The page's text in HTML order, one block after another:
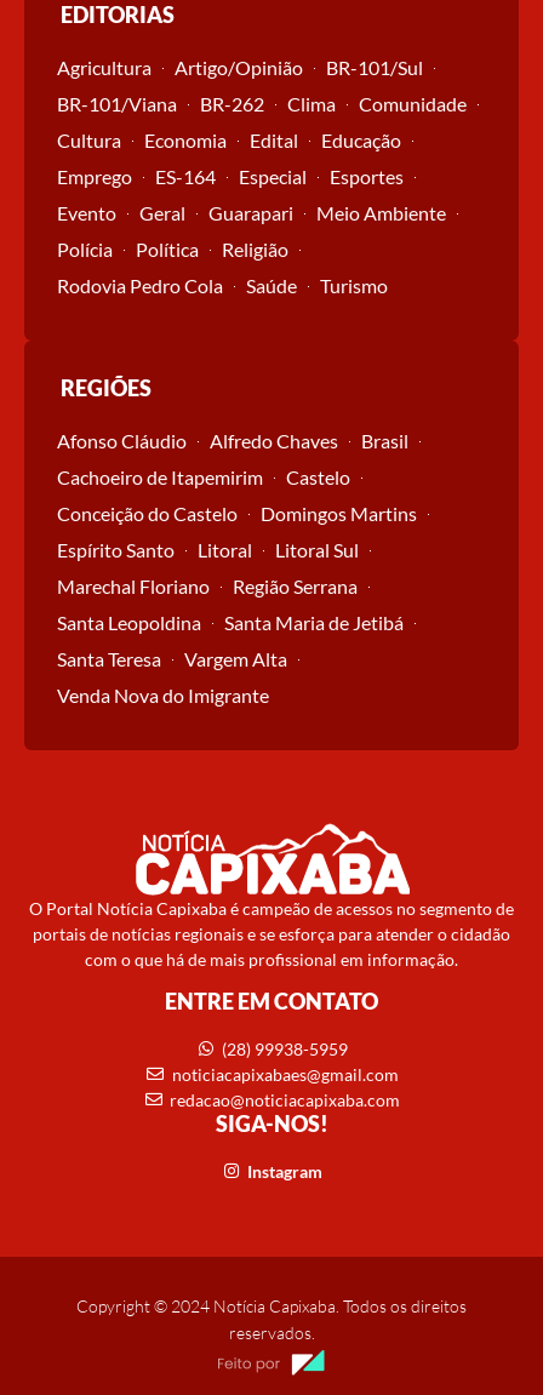
EDITORIAS
Agricultura Artigo/Opinião
BR-101/Sul
BR-101/Viana
BR-262 Clima
Comunidade
Cultura
Economia Edital
Educação
Emprego
ES-164 Especial
Esportes
Evento
Geral Guarapari
Meio Ambiente
Polícia
Política
Religião
Rodovia Pedro Cola
Saúde Turismo
REGIÕES
Afonso Cláudio Alfredo Chaves
Brasil
Cachoeiro de Itapemirim
Castelo
Conceição do Castelo
Domingos Martins
Espírito Santo
Litoral
Litoral Sul
Marechal Floriano
Região Serrana
Santa Leopoldina
Santa Maria de Jetibá
Santa Teresa
Vargem Alta
Venda Nova do Imigrante
O Portal Notícia Capixaba é campeão de acessos no segmento de
portais de notícias regionais e se esforça para atender o cidadão
com o que há de mais profissional em informação.
ENTRE EM CONTATO
(28) 99938-5959
noticiacapixabaes@gmail.com
redacao@noticiacapixaba.com
SIGA-NOS!
Instagram
Copyright © 2024 Notícia Capixaba. Todos os direitos
reservados.